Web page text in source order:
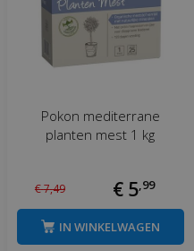
Pokon mediterrane
planten mest 1 kg
€7,49 € 5 99
IN WINKELWAGEN